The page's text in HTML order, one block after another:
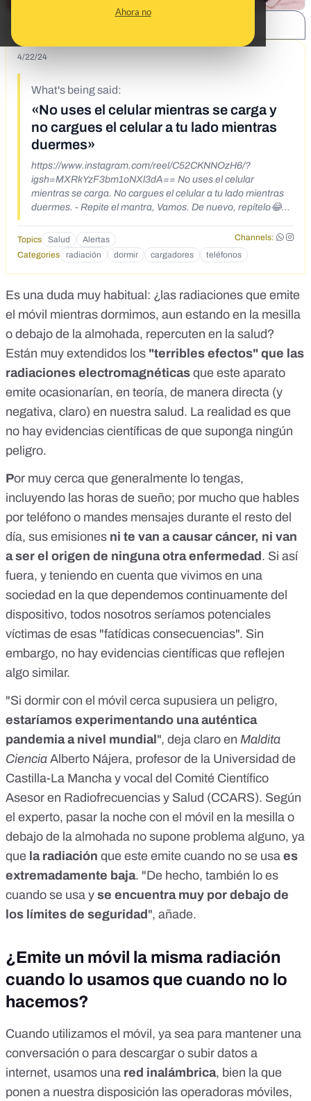
Ahora no
4/22/24
What's being said:
«No uses el celular mientras se carga y
no cargues el celular a tu lado mientras
duermes»
https://www.instagram.com/reel/C52CKNNOzH6/?
igsh=MXRkYzF3bm1oNXl3dA== No uses el celular
mientras se carga. No cargues el celular a tu lado mientras
duermes. - Repite el mantra, Vamos. De nuevo, repítelo😂💃
leyendo esto con el celular enchufado… desenchúfalo!😁✌️ -
Créditos a @supervivir_chile por la gran asesoría que recibí
hoy en mi hogar, faltan detalles, pero se que estoy en zona
segura😎🕺🚫 📡 - Instrumento: medidor de campos
eléctricos y magnéticos de baja frecuencia Gigahertz-
Solutions NFA1000. Cuenta con la precisión necesaria para
realizar mediciones de campos de baja frecuencia siguiendo
los criterios de la TCO y bioconstrucción (IBN/SBM). - Los
campos eléctricos y magnéticos de baja frecuencia
aumentan la tensión inducida del cuerpo lo que se traduce
en inflamación de bajo grado y estrés oxidativo. Esta tensión
se puede medir con un multímetro digital de alta
sensibilidad, un electrodo, un cable de puesta a tierra y una
pinza. Medir esta tensión inducida es una forma de
proporcionar información sobre el impacto de los campos
hicimos luego de grabar el video (medimos la tensión en mi
cuerpo pero no pude grabar porque obviamente no podía
estar con el celular) y el aumento -así como en el video- fue
exponencial (clínicamente aumentó mi frecuencia cardiaca
de 53 a 85 lpm)
Topics Salud Alertas
Channels:
Categories
radiación dormir cargadores teléfonos
Es una duda muy habitual: ¿las radiaciones que emite
el móvil mientras dormimos, aun estando en la mesilla
o debajo de la almohada, repercuten en la salud?
Están muy extendidos los "terribles efectos" que las
radiaciones electromagnéticas que este aparato
emite ocasionarían, en teoría, de manera directa (y
negativa, claro) en nuestra salud. La realidad es que
no hay evidencias científicas de que suponga ningún
peligro.
Por muy cerca que generalmente lo tengas,
incluyendo las horas de sueño; por mucho que hables
por teléfono o mandes mensajes durante el resto del
día, sus emisiones ni te van a causar cáncer, ni van
a ser el origen de ninguna otra enfermedad . Si así
fuera, y teniendo en cuenta que vivimos en una
sociedad en la que dependemos continuamente del
dispositivo, todos nosotros seríamos potenciales
víctimas de esas "fatídicas consecuencias". Sin
embargo, no hay evidencias científicas que reflejen
algo similar.
"Si dormir con el móvil cerca supusiera un peligro,
estaríamos experimentando una auténtica
pandemia a nivel mundial ", deja claro en Maldita
Ciencia Alberto Nájera, profesor de la Universidad de
Castilla-La Mancha y vocal del Comité Científico
Asesor en Radiofrecuencias y Salud (CCARS). Según
el experto, pasar la noche con el móvil en la mesilla o
debajo de la almohada no supone problema alguno, ya
que la radiación que este emite cuando no se usa es
extremadamente baja. "De hecho, también lo es
cuando se usa y se encuentra muy por debajo de
los límites de seguridad ", añade.
¿Emite un móvil la misma radiación
cuando lo usamos que cuando no lo
hacemos?
Cuando utilizamos el móvil, ya sea para mantener una
conversación o para descargar o subir datos a
internet, usamos una red inalámbrica, bien la que
ponen a nuestra disposición las operadoras móviles,